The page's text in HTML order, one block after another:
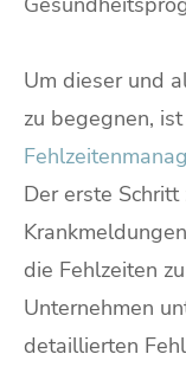
Um dieser und
zu begegnen,
Der erste
die Fehlzeiten
Unternehmen
detaillierten